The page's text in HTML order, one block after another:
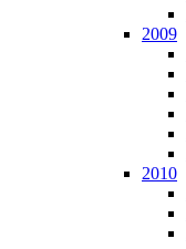
2009
2010